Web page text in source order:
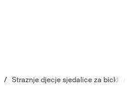
/ Straznje djecje sjedalice za bickl /